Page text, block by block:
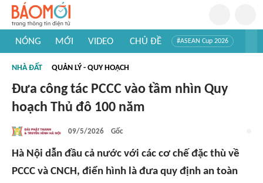
NÓNG MỚI VIDEO CHỦ ĐỀ #ASEAN Cup 2026
#Khám phá thế giới
NHÀ ĐẤT QUẢN LÝ - QUY HOẠCH
Đưa công tác PCCC vào tầm nhìn Quy
hoạch Thủ đô 100 năm
09/5/2026 Gốc
Hà Nội dẫn đầu cả nước với các cơ chế đặc thù về
PCCC và CNCH, điển hình là đưa quy định an toàn